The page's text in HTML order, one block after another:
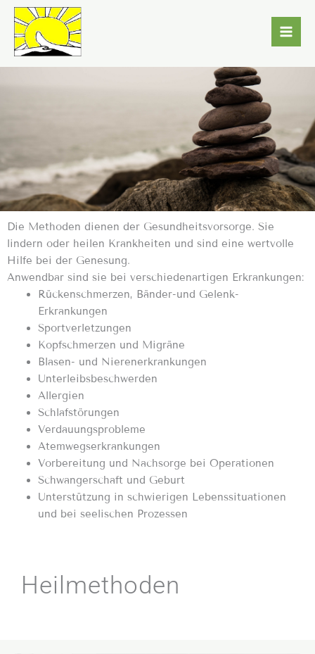
Zum
Inhalt
springen
Die Methoden dienen der Gesundheitsvorsorge. Sie
lindern oder heilen Krankheiten und sind eine wertvolle
Hilfe bei der Genesung.
Anwendbar sind sie bei verschiedenartigen Erkrankungen:
Rückenschmerzen, Bänder-und Gelenk-
Erkrankungen
Sportverletzungen
Kopfschmerzen und Migräne
Blasen- und Nierenerkrankungen
Unterleibsbeschwerden
Allergien
Schlafstörungen
Verdauungsprobleme
Atemwegserkrankungen
Vorbereitung und Nachsorge bei Operationen
Schwangerschaft und Geburt
Unterstützung in schwierigen Lebenssituationen
und bei seelischen Prozessen
Heilmethoden